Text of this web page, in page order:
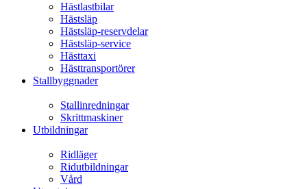
Hästlastbilar
Hästsläp
Hästsläp-reservdelar
Hästsläp-service
Hästtaxi
Hästtransportörer
Stallbyggnader
Stallinredningar
Skrittmaskiner
Utbildningar
Ridläger
Ridutbildningar
Vård